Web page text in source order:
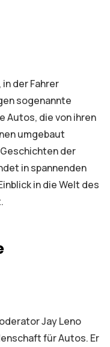
der Fahrer
sogenannte
Autos, die von ihren
umgebaut
der
in spannenden
in die Welt des
Jay Leno
für Autos. Er